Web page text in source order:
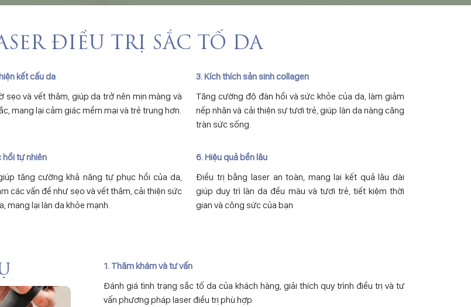
ĐIỀU TRỊ SẮC TỐ DA
kết cấu da
sẹo và vết thâm, giúp da trở nên mịn màng và
mang lại cảm giác mềm mại và trẻ trung hơn.
3. Kích thích sản sinh collagen
Tăng cường độ đàn hồi và sức khỏe của da, làm giảm
nếp nhăn và cải thiện sự tươi trẻ, giúp làn da nàng căng
tràn sức sống.
hồi tự nhiên
tăng cường khả năng tự phục hồi của da,
các vấn đề như sẹo và vết thâm, cải thiện sức
mang lại làn da khỏe mạnh.
6. Hiệu quả bền lâu
Điều trị bằng laser an toàn, mang lại kết quả lâu dài
giúp duy trì làn da đều màu và tươi trẻ, tiết kiệm thời
gian và công sức của bạn
1. Thăm khám và tư vấn
Đánh giá tình trạng sắc tố da của khách hàng, giải thích quy trình điều trị và tư
vấn phương pháp laser điều trị phù hợp.